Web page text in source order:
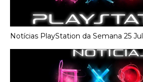
Notícias PlayStation da Semana 25